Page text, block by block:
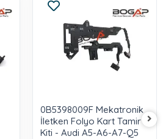
0B5398009F Mekatronik
İletken Folyo Kart Tamir
Kiti - Audi A5-A6-A7-Q5